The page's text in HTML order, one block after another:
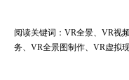
阅读关键词：VR全景、VR视
务、VR全景图制作、VR虚拟